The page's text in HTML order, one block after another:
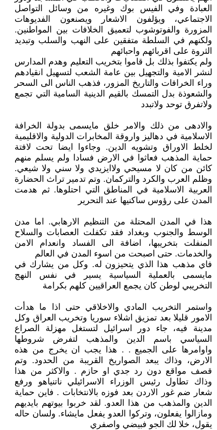
العبادة وفي الفيس بوك وغيره من وسائل التواصل
الاجتماعي، ويؤلفون الاشعار ويصنعون الفديوهات
المزورة والفوتوشوب لتعميق الخلافات بين المواطنين.
ولكنهم في السلطة متفقين على النهب والسلب وتبديد
الثروة على اقربائهم واحبائهم
ولم يكتفوا بذلك بل قاموا بتخريب التعليم وهدم المدارس
لنشر الامية والتجهيل بين عامة الشعب لتسهيل انقيادهم
وراء الخرافات والتاريخ المزور، فذهب الناس الى السحر
والشعوذة بدل التمسك بالقيم الدينية السامية التي تجمع
ولاتفرق توحد ولاتبدد
والادهى من ذلك والامر خلق مايسمى بدولة الخرافة
الاسلامية في دهاليز واروقة المخابرات الدولية والاقليمية
لخلط الاوراق وتشويه الدين. وجاءوا ايضا تحت لافتة
حماية المذهب فعاثوا في الارض فسادا ولم يسلم منهم
كائن من كان لا مسيحي ولاايزيدي ولا سني ولا شيعي.
وظلم العرب والكرد والتركمان. وتم تدمير تراث الحضارة
العربية الاسلامية في المناطق التي احتلوها. ثم هدمت
المدن على رؤوس ساكنيها عند التحرير
هذا في المدن المحتلة من التنظيم الارهابي. اما مدن
الوسط والجنوب وبغداد فقد تكفلت العصابات والسلاح
المنفلت بتخريبها، اضافة الى الفساد وانعدام الامن
والخدمات. حتى اصبحت من اسوء المدن في العالم
فاي مذهب هذا الذي يتحيزون له. وكل من يشارك في
مايسمى بالعملية السياسية يسير في نفس النهج
التخريبي لوطن كان يجمع العراقيين كلهم بكرامة
واستمر التخريب المادي والاخلاقي حتى اذا ما هدأت
الامور قليلا بعد تمزيق اشلاء سوريا وتخريب العراق وكل
مدينة فيه، جاء دور اسرائيل لتستغل مهزلة الصراع
السياسي باسم الدين والمذهب لتفرض شروطها
واوامرها على الجميع . . هذا يجب ان يخرج من هذه
الارض، وذاك يبعد الصواريخ القريبة من الحدود. وتم
قصف مواقع دون رد جدي او حازم . والاكثر من هذا
وذاك تطاول رئيس الوزراء الاسرائيلي ناتنياهو ورفع
شعار ضم غور الاردن بعد فوزه بالانتخابات . فاين حماية
الدين والمذهب من هذا العدو. لقد خربوا بيوتهم بايديهم
ومازالوا يفعلون، وتركوا العدو يفعل مايشاء. ولسان حاله
يقول، خلا لك الجو فبيضي واصفري